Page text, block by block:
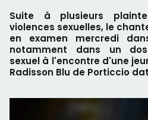
Suite à plusieurs
violences sexuelles, le
en examen mercredi
notamment dans un
sexuel à l'encontre d'une
Radisson Blu de Porticcio